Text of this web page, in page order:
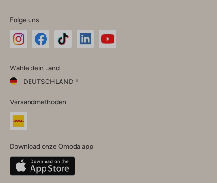
Folge uns
Instagram
Facebook
TikTok
Wähle dein Land
DEUTSCHLAND
dein
Land
Belgique(Français)
Deutschland
Versandmethoden
Download onze Omoda app